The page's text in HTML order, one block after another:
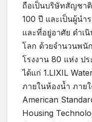
ถือเป็นบริษัทสัญชา
100 ปี และเป็นผู้นำ
และที่อยู่อาศัย ดำเ
โลก ด้วยจำนวนพนั
โรงงาน 80 แห่ง ป
ได้แก่ 1.LIXIL
ภายในห้องน้ำ ภาย
American
Housing